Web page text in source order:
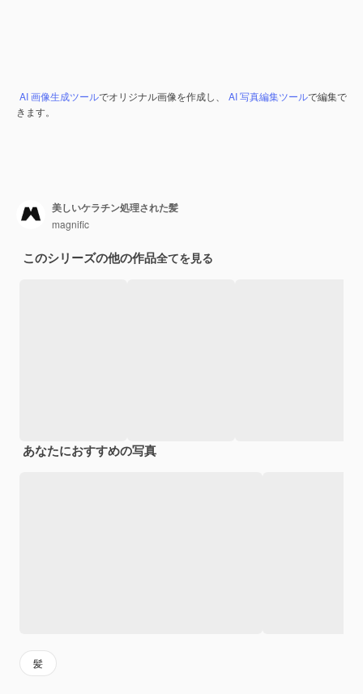
AI 画像生成ツールでオリジナル画像を作成し、 AI 写真編集ツールで編集で
きます。
美しいケラチン処理された髪
magnific
このシリーズの他の作品全てを見る
あなたにおすすめの写真
髪